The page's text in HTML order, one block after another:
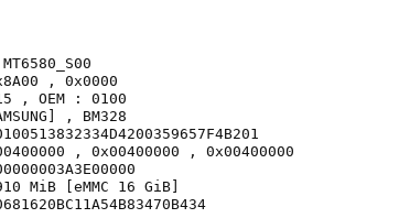
, 0x0000
, OEM : 0100
, BM328
, 0x00400000 , 0x00400000
MiB [eMMC 16 GiB]